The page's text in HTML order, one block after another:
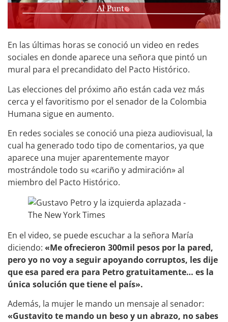
En las últimas horas se conoció un video en redes
sociales en donde aparece una señora que pintó un
mural para el precandidato del Pacto Histórico.
Las elecciones del próximo año están cada vez más
cerca y el favoritismo por el senador de la Colombia
Humana sigue en aumento.
En redes sociales se conoció una pieza audiovisual, la
cual ha generado todo tipo de comentarios, ya que
aparece una mujer aparentemente mayor
mostrándole todo su «cariño y admiración» al
miembro del Pacto Histórico.
En el video, se puede escuchar a la señora María
diciendo: «Me ofrecieron 300mil pesos por la pared,
pero yo no voy a seguir apoyando corruptos, les dije
que esa pared era para Petro gratuitamente… es la
única solución que tiene el país».
Además, la mujer le mando un mensaje al senador:
«Gustavito te mando un beso y un abrazo, no sabes